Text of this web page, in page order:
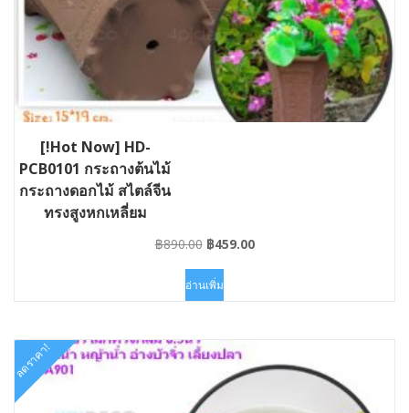
[!Hot Now] HD-
PCB0101 กระถางต้นไม้
กระถางดอกไม้ สไตล์จีน
ทรงสูงหกเหลี่ยม
฿890.00 Original
was:
฿890.00.
฿459.00Current
อ่านเพิ่ม
ลดราคา!